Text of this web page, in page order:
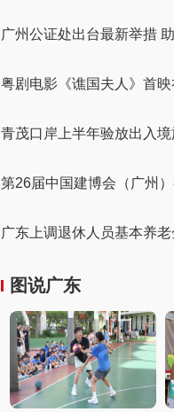
广州公证处出台最新举措
粤剧电影《谯国夫人》首
青茂口岸上半年验放出入
第26届中国建博会（广州
广东上调退休人员基本养
图说广东